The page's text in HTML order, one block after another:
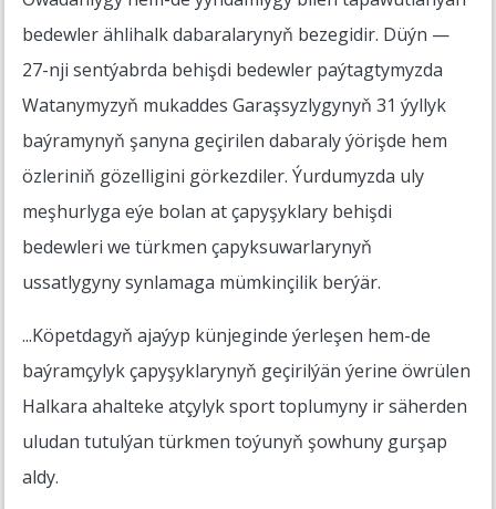
bedewler ählihalk dabaralarynyň bezegidir. Düýn —
27-nji sentýabrda behişdi bedewler paýtagtymyzda
Watanymyzyň mukaddes Garaşsyzlygynyň 31 ýyllyk
baýramynyň şanyna geçirilen dabaraly ýörişde hem
özleriniň gözelligini görkezdiler. Ýurdumyzda uly
meşhurlyga eýe bolan at çapyşyklary behişdi
bedewleri we türkmen çapyksuwarlarynyň
ussatlygyny synlamaga mümkinçilik berýär.
...Köpetdagyň ajaýyp künjeginde ýerleşen hem-de
baýramçylyk çapyşyklarynyň geçirilýän ýerine öwrülen
Halkara ahalteke atçylyk sport toplumyny ir säherden
uludan tutulýan türkmen toýunyň şowhuny gurşap
aldy.